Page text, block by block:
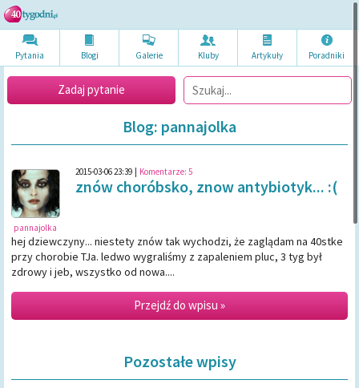
Pytania Blogi Galerie Kluby Artykuły Poradniki
Zadaj pytanie
Blog: pannajolka
pannajolka
2015-03-06 23:39 Komentarze: 5
znów choróbsko, znow antybiotyk... :(
hej dziewczyny... niestety znów tak wychodzi, że zaglądam na 40stke
przy chorobie TJa. ledwo wygraliśmy z zapaleniem pluc, 3 tyg był
zdrowy i jeb, wszystko od nowa....
Przejdź do wpisu »
Pozostałe wpisy